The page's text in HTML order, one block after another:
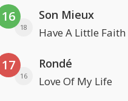
16
18
Son Mieux
Have A Little Faith
17
16
Rondé
Love Of My Life